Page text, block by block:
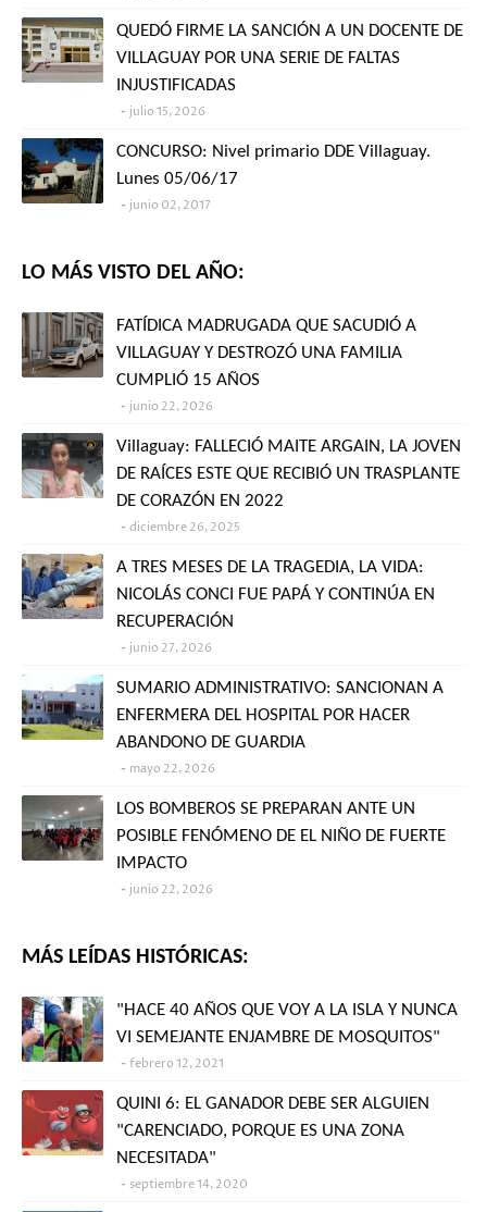
QUEDÓ FIRME LA SANCIÓN A UN DOCENTE DE
VILLAGUAY POR UNA SERIE DE FALTAS
INJUSTIFICADAS
julio 15, 2026
CONCURSO: Nivel primario DDE Villaguay.
Lunes 05/06/17
junio 02, 2017
LO MÁS VISTO DEL AÑO:
FATÍDICA MADRUGADA QUE SACUDIÓ A
VILLAGUAY Y DESTROZÓ UNA FAMILIA
CUMPLIÓ 15 AÑOS
junio 22, 2026
Villaguay: FALLECIÓ MAITE ARGAIN, LA JOVEN
DE RAÍCES ESTE QUE RECIBIÓ UN TRASPLANTE
DE CORAZÓN EN 2022
diciembre 26, 2025
A TRES MESES DE LA TRAGEDIA, LA VIDA:
NICOLÁS CONCI FUE PAPÁ Y CONTINÚA EN
RECUPERACIÓN
junio 27, 2026
SUMARIO ADMINISTRATIVO: SANCIONAN A
ENFERMERA DEL HOSPITAL POR HACER
ABANDONO DE GUARDIA
mayo 22, 2026
LOS BOMBEROS SE PREPARAN ANTE UN
POSIBLE FENÓMENO DE EL NIÑO DE FUERTE
IMPACTO
junio 22, 2026
MÁS LEÍDAS HISTÓRICAS:
"HACE 40 AÑOS QUE VOY A LA ISLA Y NUNCA
VI SEMEJANTE ENJAMBRE DE MOSQUITOS"
febrero 12, 2021
QUINI 6: EL GANADOR DEBE SER ALGUIEN
"CARENCIADO, PORQUE ES UNA ZONA
NECESITADA"
septiembre 14, 2020